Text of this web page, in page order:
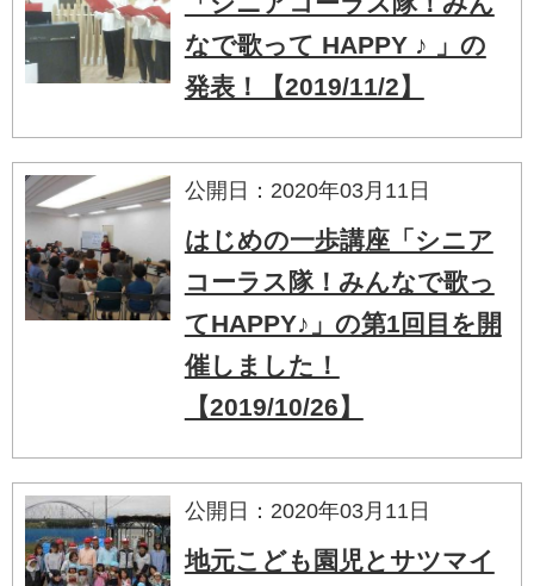
なで歌って HAPPY ♪ 」の
発表！【2019/11/2】
公開日：2020年03月11日
はじめの一歩講座「シニア
コーラス隊！みんなで歌っ
てHAPPY♪」の第1回目を開
催しました！
【2019/10/26】
公開日：2020年03月11日
地元こども園児とサツマイ